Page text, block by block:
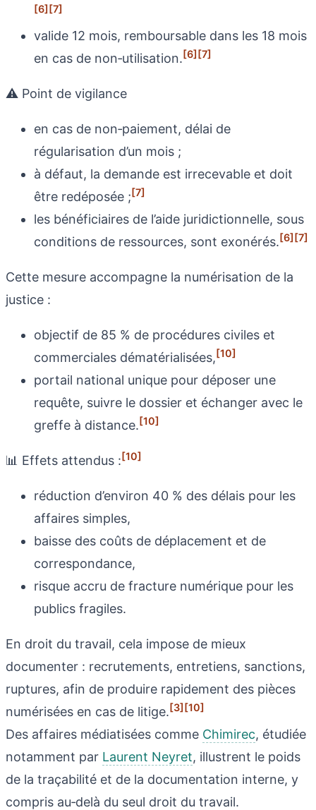
[6][7]
valide 12 mois, remboursable dans les 18 mois
en cas de non‑utilisation.[6][7]
⚠️ Point de vigilance
en cas de non‑paiement, délai de
régularisation d’un mois ;
à défaut, la demande est irrecevable et doit
être redéposée ;[7]
les bénéficiaires de l’aide juridictionnelle, sous
conditions de ressources, sont exonérés.[6][7]
Cette mesure accompagne la numérisation de la
justice :
objectif de 85 % de procédures civiles et
commerciales dématérialisées,[10]
portail national unique pour déposer une
requête, suivre le dossier et échanger avec le
greffe à distance.[10]
📊 Effets attendus :[10]
réduction d’environ 40 % des délais pour les
affaires simples,
baisse des coûts de déplacement et de
correspondance,
risque accru de fracture numérique pour les
publics fragiles.
En droit du travail, cela impose de mieux
documenter : recrutements, entretiens, sanctions,
ruptures, afin de produire rapidement des pièces
numérisées en cas de litige.[3][10]
Des affaires médiatisées comme Chimirec, étudiée
notamment par Laurent Neyret, illustrent le poids
de la traçabilité et de la documentation interne, y
compris au‑delà du seul droit du travail.